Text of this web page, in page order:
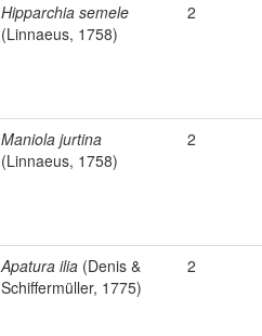
Hipparchia semele
(Linnaeus, 1758)
2
Maniola jurtina
(Linnaeus, 1758)
2
Apatura ilia (Denis &
Schiffermüller, 1775)
2